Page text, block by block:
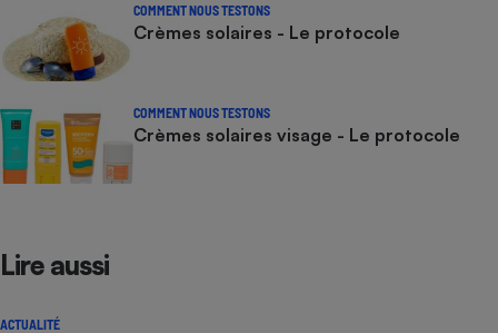
COMMENT NOUS TESTONS
Crèmes solaires - Le protocole
COMMENT NOUS TESTONS
Crèmes solaires visage - Le protocole
Lire aussi
ACTUALITÉ